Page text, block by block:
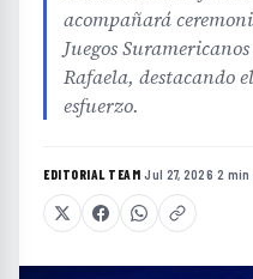
acompañará
Juegos
Rafaela, destacando
esfuerzo.
EDITORIAL TEAM·Jul 27, 2026·2 min